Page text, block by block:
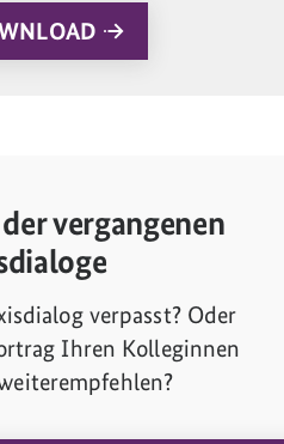
vergangenen
verpasst? Oder
Ihren Kolleginnen